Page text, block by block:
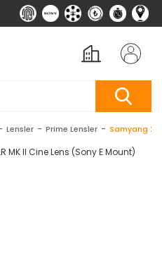
Lensler Prime Lensler Samyang